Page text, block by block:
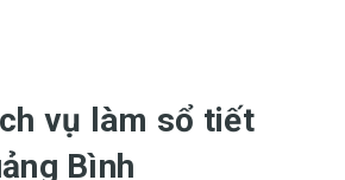
vụ làm sổ tiết
Bình